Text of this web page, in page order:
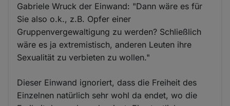
Gabriele Wruck der Einwand: "Dann wäre es für
Sie also o.k., z.B. Opfer einer
Gruppenvergewaltigung zu werden? Schließlich
wäre es ja extremistisch, anderen Leuten ihre
Sexualität zu verbieten zu wollen."
Dieser Einwand ignoriert, dass die Freiheit des
Einzelnen natürlich sehr wohl da endet, wo die